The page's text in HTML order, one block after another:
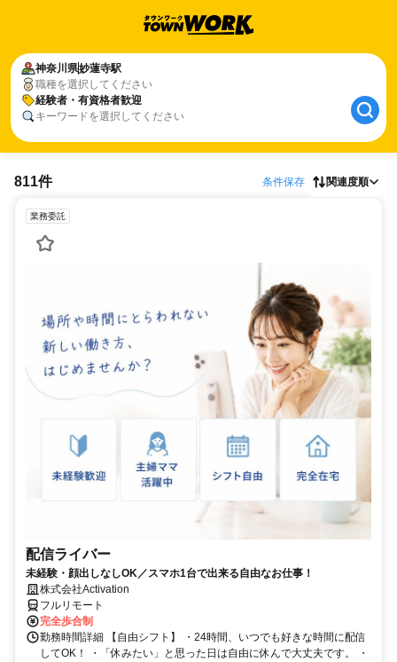
神奈川県妙蓮寺駅
職種を選択してください
経験者・有資格者歓迎
キーワードを選択してください
811件 条件保存 関連度順
業務委託
配信ライバー
未経験・顔出しなしOK／スマホ1台で出来る自由なお仕事！
株式会社Activation
フルリモート
完全歩合制
勤務時間詳細 【自由シフト】 ・24時間、いつでも好きな時間に配信
してOK！ ・「休みたい」と思った日は自由に休んで大丈夫です。 ・